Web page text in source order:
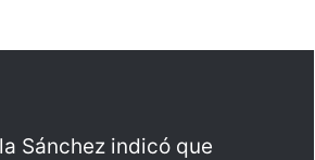
Sánchez indicó que